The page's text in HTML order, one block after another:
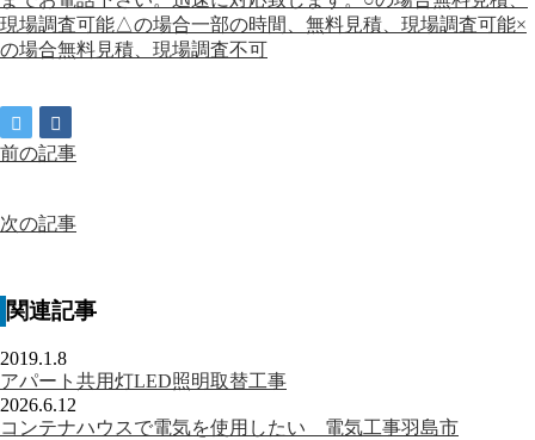
現場調査可能△の場合一部の時間、無料見積、現場調査可能×
の場合無料見積、現場調査不可
前の記事
次の記事
関連記事
2019.1.8
アパート共用灯LED照明取替工事
2026.6.12
コンテナハウスで電気を使用したい 電気工事羽島市